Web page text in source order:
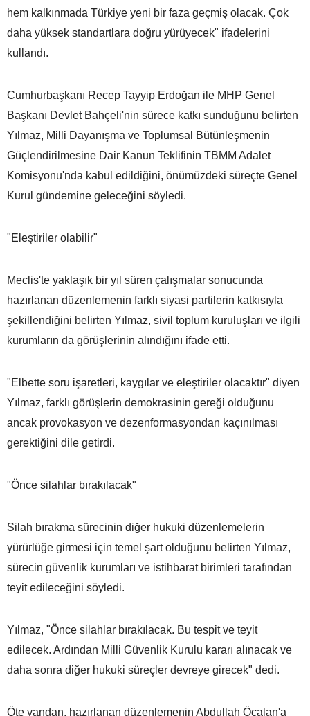
hem kalkınmada Türkiye yeni bir faza geçmiş olacak. Çok
daha yüksek standartlara doğru yürüyecek" ifadelerini
kullandı.
Cumhurbaşkanı Recep Tayyip Erdoğan ile MHP Genel
Başkanı Devlet Bahçeli'nin sürece katkı sunduğunu belirten
Yılmaz, Milli Dayanışma ve Toplumsal Bütünleşmenin
Güçlendirilmesine Dair Kanun Teklifinin TBMM Adalet
Komisyonu'nda kabul edildiğini, önümüzdeki süreçte Genel
Kurul gündemine geleceğini söyledi.
"Eleştiriler olabilir"
Meclis'te yaklaşık bir yıl süren çalışmalar sonucunda
hazırlanan düzenlemenin farklı siyasi partilerin katkısıyla
şekillendiğini belirten Yılmaz, sivil toplum kuruluşları ve ilgili
kurumların da görüşlerinin alındığını ifade etti.
"Elbette soru işaretleri, kaygılar ve eleştiriler olacaktır" diyen
Yılmaz, farklı görüşlerin demokrasinin gereği olduğunu
ancak provokasyon ve dezenformasyondan kaçınılması
gerektiğini dile getirdi.
"Önce silahlar bırakılacak"
Silah bırakma sürecinin diğer hukuki düzenlemelerin
yürürlüğe girmesi için temel şart olduğunu belirten Yılmaz,
sürecin güvenlik kurumları ve istihbarat birimleri tarafından
teyit edileceğini söyledi.
Yılmaz, "Önce silahlar bırakılacak. Bu tespit ve teyit
edilecek. Ardından Milli Güvenlik Kurulu kararı alınacak ve
daha sonra diğer hukuki süreçler devreye girecek" dedi.
Öte yandan, hazırlanan düzenlemenin Abdullah Öcalan'a